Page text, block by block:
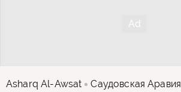
Asharq Al-Awsat Саудовская Аравия